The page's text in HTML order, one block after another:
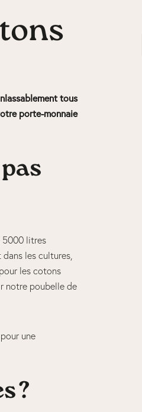
tous
porte-monnaie
5000 litres
les cultures,
les cotons
notre poubelle de
une
?